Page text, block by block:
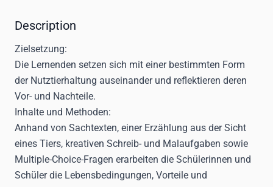
Description
Zielsetzung:
Die Lernenden setzen sich mit einer bestimmten Form
der Nutztierhaltung auseinander und reflektieren deren
Vor- und Nachteile.
Inhalte und Methoden:
Anhand von Sachtexten, einer Erzählung aus der Sicht
eines Tiers, kreativen Schreib- und Malaufgaben sowie
Multiple-Choice-Fragen erarbeiten die Schülerinnen und
Schüler die Lebensbedingungen, Vorteile und